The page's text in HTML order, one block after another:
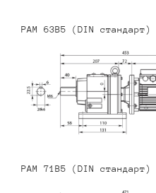
PAM 63B5 (DIN стандарт)
PAM 71B5 (DIN стандарт)